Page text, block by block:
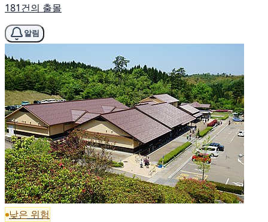
181건의 출몰
알림
낮은 위험